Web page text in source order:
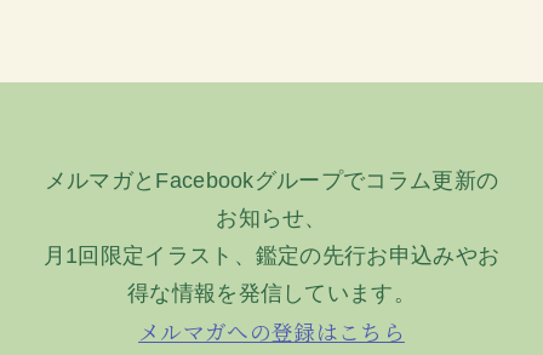
ビ
メルマガとFacebookグループでコラム更新の
お知らせ、
月1回限定イラスト、鑑定の先行お申込みやお
得な情報を発信しています。
メルマガへの登録はこちら